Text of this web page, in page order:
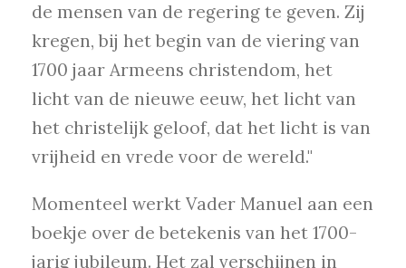
de mensen van de regering te geven. Zij
kregen, bij het begin van de viering van
1700 jaar Armeens christendom, het
licht van de nieuwe eeuw, het licht van
het christelijk geloof, dat het licht is van
vrijheid en vrede voor de wereld."
Momenteel werkt Vader Manuel aan een
boekje over de betekenis van het 1700-
jarig jubileum. Het zal verschijnen in